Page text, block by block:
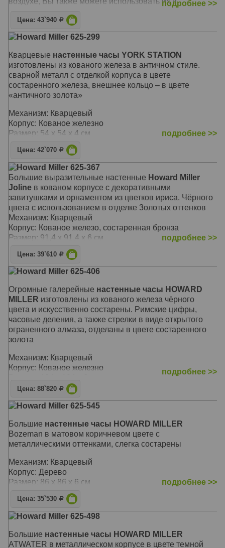
месте Вашего дома
Отделка корпуса выполнена в средних тонах
внутренним двориком или домашним декором. Белый
циферблат гармонирует с корпусом и контрастно
выделяет выпуклые черные арабские цифры, которые,
в свою очередь, прекрасно сочетаются с изящными
черными стрелками, создавая изысканный вид.
Изящные полуоружности дополнительных
циферблатов термометра ( в градусах Фаренгейта) и
гигрометра легко читаются и придают циферблату еще
Механизм: Кварцевый
Размер: 62 х 62 х 8 см
подробнее >>
Цена: 43`940 Р
Howard Miller 625-299
Кварцевые настенные часы YORK STATION
изготовлены из кованого железа в античном стиле.
сварной металл с отделкой корпуса в цвете
состаренного железа, внешнее кольцо – в цвете
«античного золота»
Механизм: Кварцевый
Корпус: Кованое железно
Размер: 54 x 54 х 4 см
подробнее >>
Цена: 42`070 Р
Howard Miller 625-367
Большие выразительные настенные Howard Miller
Joline в кованом корпусе с декоративными
завитушками и орнаментом из цветков ириса. Чёрного
цвета с использованием в отделке 3oлoтых оттенков
Механизм: Кварцевый
Корпус: Кованое железо, состаренная бронза
Размер: 91,4 х 91,4 х 6 см
подробнее >>
Цена: 39`610 Р
Howard Miller 625-406
Огромные галерейные настенные часы HOWARD
MILLER изготовлены из кованого железа чёрного
цвета и искусственно состарены. Римские цифры,
часовые деления, а также стрелки в виде открытого
ограненного алмаза, отделаны в цвете состаренного
зoлoтa
Механизм: Кварцевый
Корпус: Кованое железно
подробнее >>
Цена: 88`820 Р
Howard Miller 625-545
Большие настенные часы HOWARD MILLER
Bozeman в матовом коричневом цвете с
металлическими оттенками, слегка состарены
Механизм: Кварцевый
Корпус: Дерево
Размер: 86 x 86 х 6 см
подробнее >>
Цена: 35`530 Р
Howard Miller 625-498
Большие настенные часы HOWARD MILLER
ATWATER в металлическом корпусе в цвете темной